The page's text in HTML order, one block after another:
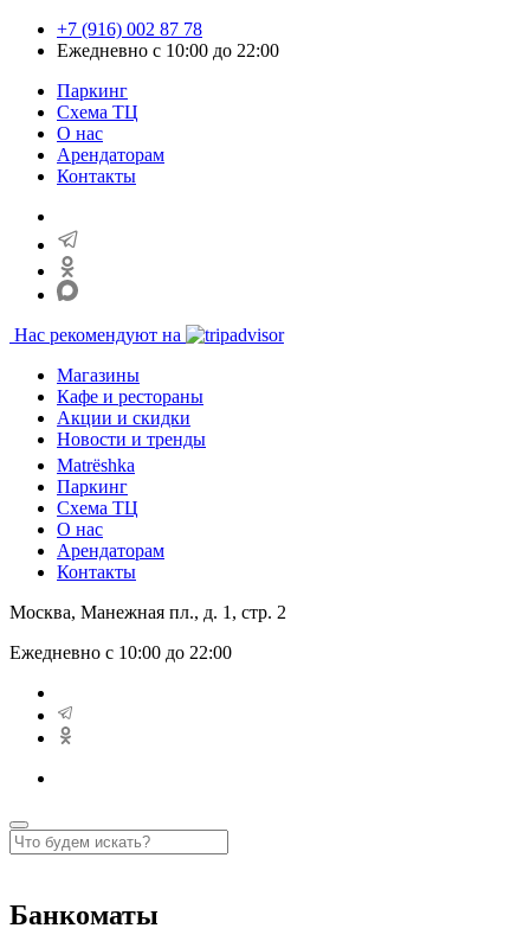
+7 (916) 002 87 78
Ежедневно с 10:00 до 22:00
Паркинг
Схема ТЦ
О нас
Арендаторам
Контакты
Нас рекомендуют на
Магазины
Кафе и рестораны
Акции и скидки
Новости и тренды
Matrёshka
Паркинг
Схема ТЦ
О нас
Арендаторам
Контакты
Москва, Манежная пл., д. 1, стр. 2
Ежедневно с 10:00 до 22:00
Банкоматы